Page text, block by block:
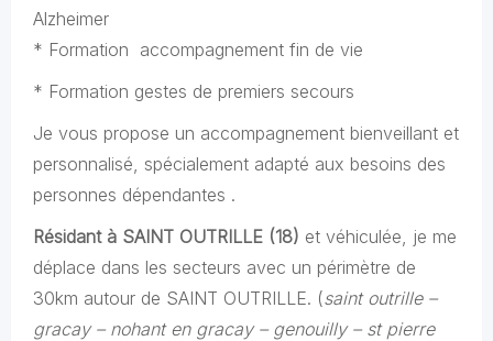
Alzheimer
* Formation accompagnement fin de vie
* Formation gestes de premiers secours
Je vous propose un accompagnement bienveillant et
personnalisé, spécialement adapté aux besoins des
personnes dépendantes .
Résidant à SAINT OUTRILLE (18) et véhiculée, je me
déplace dans les secteurs avec un périmètre de
30km autour de SAINT OUTRILLE. (saint outrille –
gracay – nohant en gracay – genouilly – st pierre